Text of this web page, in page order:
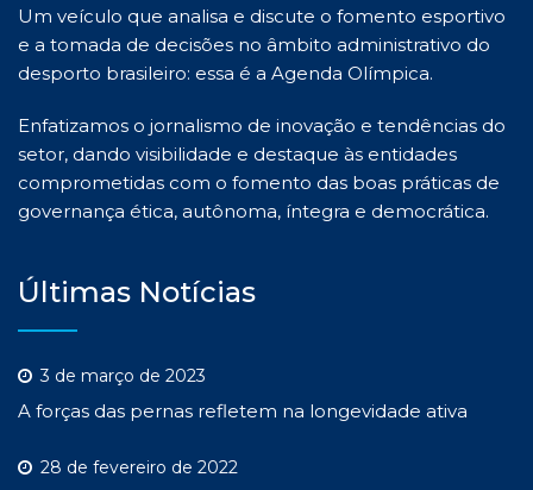
Um veículo que analisa e discute o fomento esportivo
e a tomada de decisões no âmbito administrativo do
desporto brasileiro: essa é a Agenda Olímpica.
Enfatizamos o jornalismo de inovação e tendências do
setor, dando visibilidade e destaque às entidades
comprometidas com o fomento das boas práticas de
governança ética, autônoma, íntegra e democrática.
Últimas Notícias
3 de março de 2023
A forças das pernas refletem na longevidade ativa
28 de fevereiro de 2022